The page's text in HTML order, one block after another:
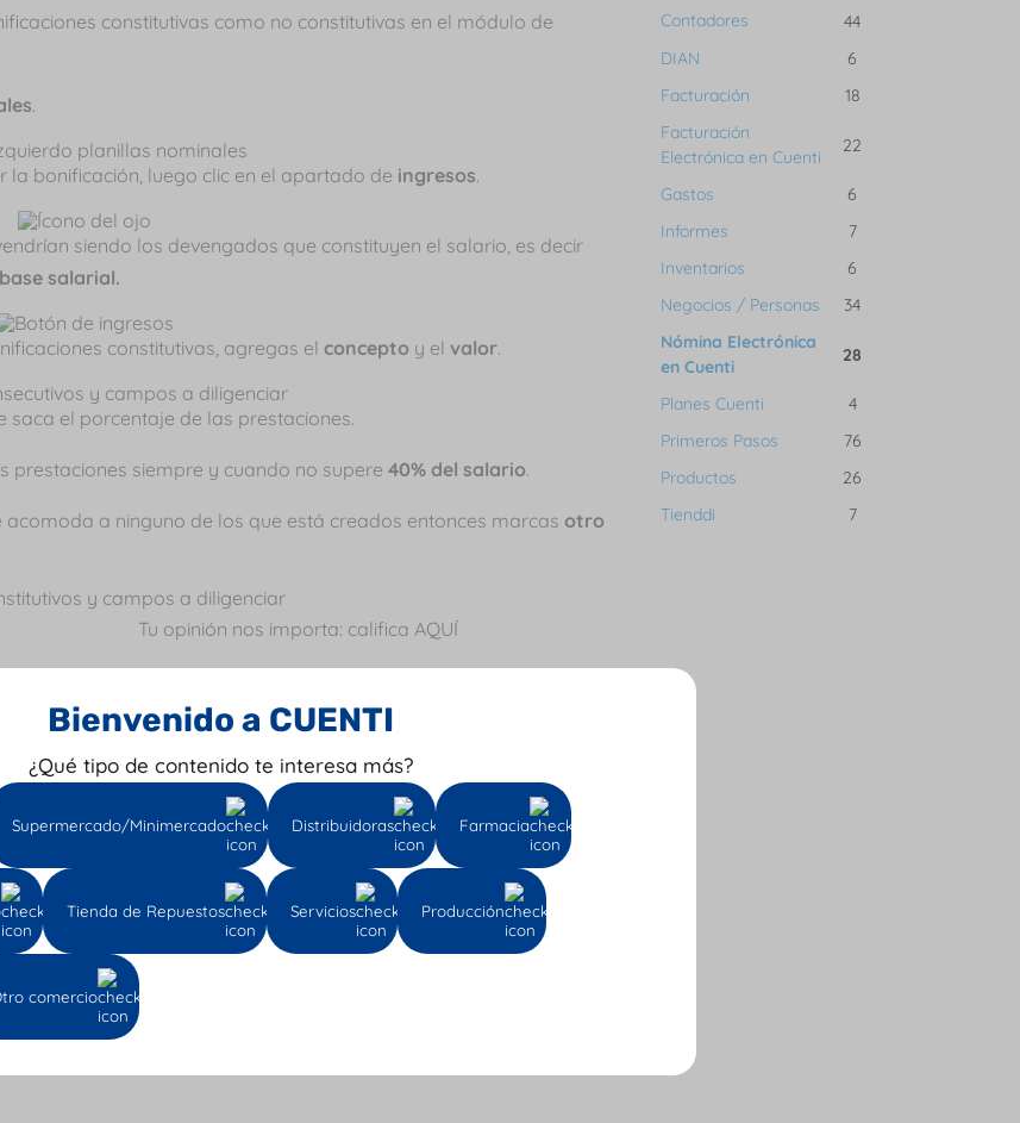
constitutivas como no constitutivas en el módulo de
.
la bonificación, luego clic en el apartado de ingresos.
siendo los devengados que constituyen el salario, es decir
base salarial.
constitutivas, agregas el concepto y el valor.
saca el porcentaje de las prestaciones.
prestaciones siempre y cuando no supere 40% del salario.
acomoda a ninguno de los que está creados entonces marcas otro
Tu opinión nos importa: califica AQUÍ
Contadores
44
DIAN
6
Facturación
18
Facturación
Electrónica en Cuenti
22
Gastos
6
Informes
7
Inventarios
6
Negocios / Personas
34
Nómina Electrónica
en Cuenti
28
Planes Cuenti
4
Primeros Pasos
76
Productos
26
Tienddi
7
Bienvenido a CUENTI
¿Qué tipo de contenido te interesa más?
Supermercado/Minimercado Distribuidoras Farmacia
Tienda de Repuestos Servicios Producción
comercio